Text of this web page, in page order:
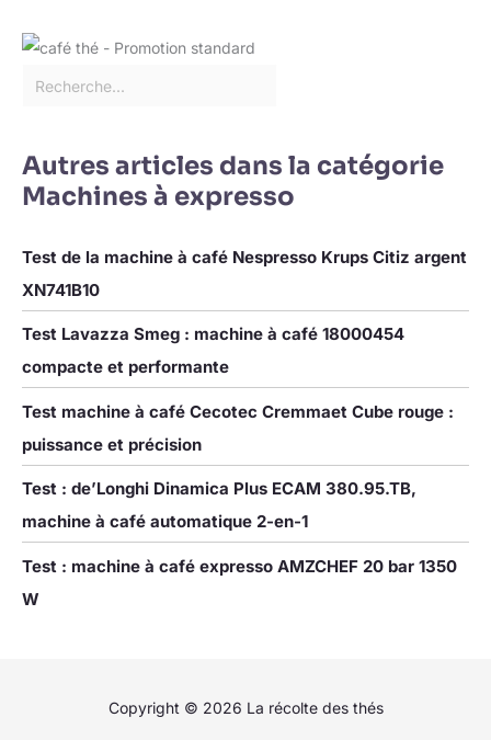
Autres articles dans la catégorie
Machines à expresso
Test de la machine à café Nespresso Krups Citiz argent
XN741B10
Test Lavazza Smeg : machine à café 18000454
compacte et performante
Test machine à café Cecotec Cremmaet Cube rouge :
puissance et précision
Test : de’Longhi Dinamica Plus ECAM 380.95.TB,
machine à café automatique 2-en-1
Test : machine à café expresso AMZCHEF 20 bar 1350
W
Copyright © 2026 La récolte des thés